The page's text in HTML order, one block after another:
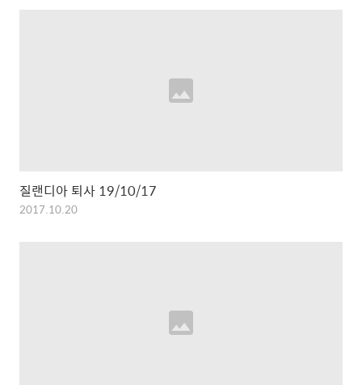
질랜디아 퇴사 19/10/17
2017.10.20